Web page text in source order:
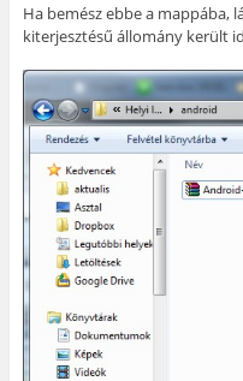
Ha bemész ebbe a mappába,
kiterjesztésű állomány került